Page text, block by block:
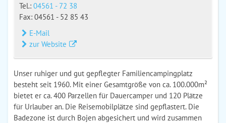
Tel.: 04561 - 72 38
Fax: 04561 - 52 85 43
E-Mail
zur Website
Unser ruhiger und gut gepflegter Familiencampingplatz
besteht seit 1960. Mit einer Gesamtgröße von ca. 100.000m²
bietet er ca. 400 Parzellen für Dauercamper und 120 Plätze
für Urlauber an. Die Reisemobilplätze sind gepflastert. Die
Badezone ist durch Bojen abgesichert und wird zusammen